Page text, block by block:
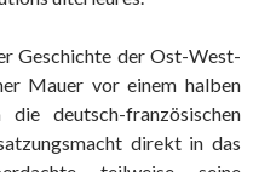
Geschichte der Ost-West-
Mauer vor einem halben
deutsch-französischen
direkt in das